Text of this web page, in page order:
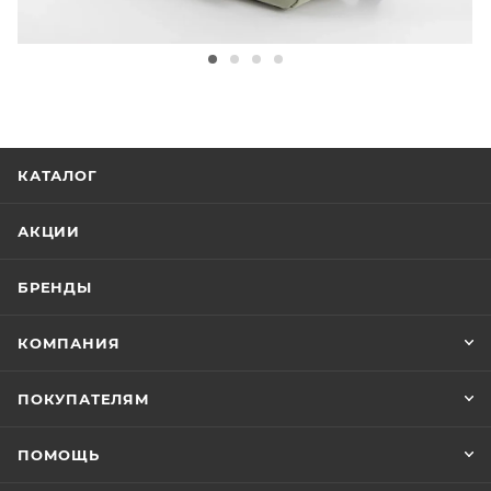
КАТАЛОГ
АКЦИИ
БРЕНДЫ
КОМПАНИЯ
ПОКУПАТЕЛЯМ
ПОМОЩЬ